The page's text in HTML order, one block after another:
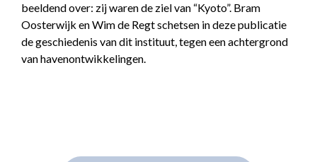
beeldend over: zij waren de ziel van “Kyoto”. Bram
Oosterwijk en Wim de Regt schetsen in deze publicatie
de geschiedenis van dit instituut, tegen een achtergrond
van havenontwikkelingen.